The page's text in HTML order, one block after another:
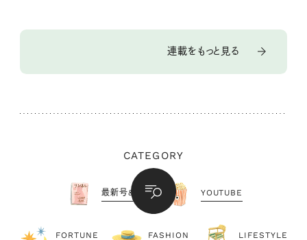
連載をもっと見る
CATEGORY
最新号&付録 YOUTUBE
FORTUNE FASHION LIFESTYLE